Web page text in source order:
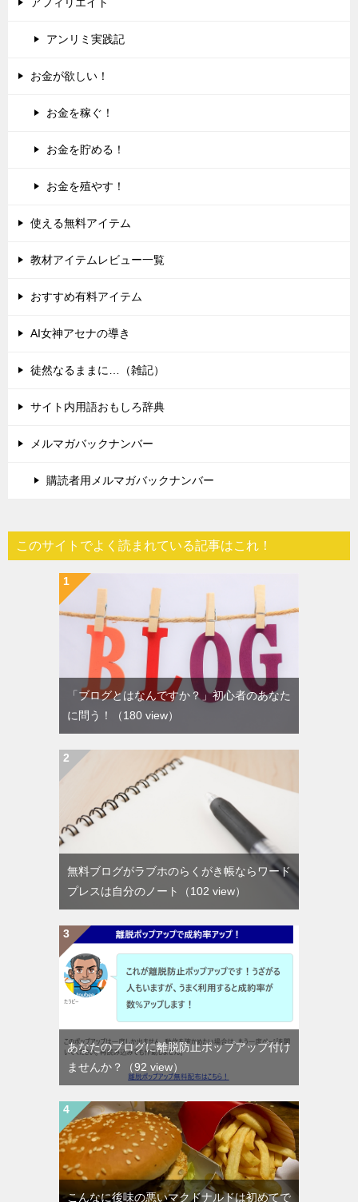
アフィリエイト
アンリミ実践記
お金が欲しい！
お金を稼ぐ！
お金を貯める！
お金を殖やす！
使える無料アイテム
教材アイテムレビュー一覧
おすすめ有料アイテム
AI女神アセナの導き
徒然なるままに…（雑記）
サイト内用語おもしろ辞典
メルマガバックナンバー
購読者用メルマガバックナンバー
このサイトでよく読まれている記事はこれ！
「ブログとはなんですか？」初心者のあなた
に問う！
（180 view）
無料ブログがラブホのらくがき帳ならワード
プレスは自分のノート
（102 view）
あなたのブログに離脱防止ポップアップ付け
ませんか？
（92 view）
こんなに後味の悪いマクドナルドは初めてで